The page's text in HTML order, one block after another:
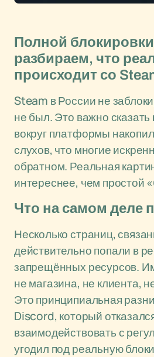
Полной
разбираем, что
происходит со
Steam в России не
не был. Это важно сказать
вокруг платформы
слухов, что многие
обратном. Реальная
интереснее, чем простой
Что на самом деле
Несколько страниц,
действительно попали в
запрещённых ресурсов.
не магазина, не клиента,
Это принципиальная
Discord, который
взаимодействовать с
угодил под реальную